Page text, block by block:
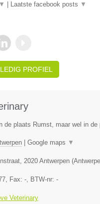
▼ Laatste facebook posts ▼
PROFIEL
de plaats Rumst, maar wel in de
| Google maps ▼
, 2020 Antwerpen(
, Fax: -, BTW-nr: -
Veterinary